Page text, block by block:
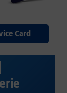
Card